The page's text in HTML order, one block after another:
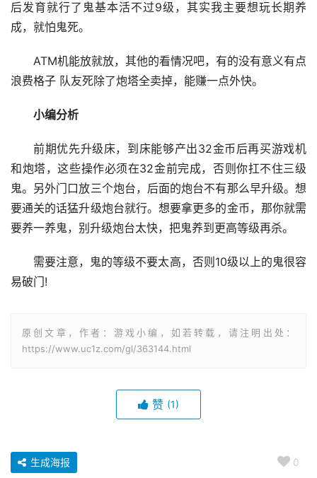
后发育就行了鬼基本活不过9级，其实我主要想玩长期养
成，就怕鬼死。
ATM机能放就放，其他的看情况吧，有的没有意义有点
浪费格子 队友死除了炮塔全卖掉，能赚一点外快。
小编分析
前期优先升级床，到床能够产出32金币后再买游戏机
和炮塔，这些操作必须在32金前完成，否则你扛不住三级
鬼。另外门口放三个炮台，后面的炮台不有那么早升级。想
要通关的话猛升级炮台就行。想要拿更多的金币，那你就需
要养一养鬼，别升级炮台太快，把鬼养到更高等级再杀。
需要注意，鬼的等级不要太高，否则10级以上的鬼很容
易破门!
原创文章，作者：游戏小编，如若转载，请注明出处：
https://www.uc1z.com/gl/363144.html
赞 (1)
0
生成海报